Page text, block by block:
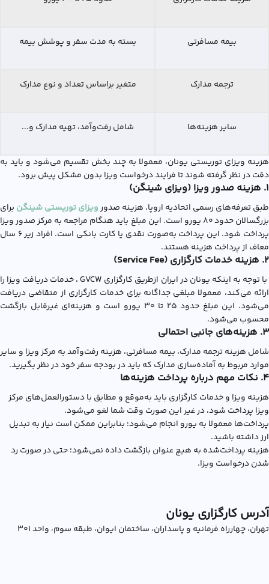
بیمه مسافرتی بسته به مدت سفر و پوشش بیمه
ترجمه مدارک متغیر براساس تعداد و نوع مدارک
سایر هزینه‌ها شامل رفت‌وآمد، تهیه مدارک و...
هزينه ويزاي توريستي يونان، معمولا به چند بخش تقسیم می‌شود و باید به
دقت در نظر گرفته شوند تا فرایند درخواست ویزا بدون مشکل پیش برود.
۱. هزینه صدور ویزا (ویزای شینگن)
طبق تعرفه‌های رسمی اتحادیه اروپا، هزینه صدورویزای توریستی شینگن برای
بزرگسالان حدود ۸۰ یورو است. این مبلغ باید هنگام مراجعه به مرکز صدور ویزا
پرداخت شود. این پرداخت به‌صورت نقدی یا کارت بانکی است. افراد زیر ۶ سال
معاف از پرداخت هزینه هستند.
۲. هزینه خدمات کارگزاری (Service Fee)
با توجه به اینکه یونان در ایران ازطریق کارگزاری GVCW ، خدمات دریافت ویزا را
ارائه می‌کند، معمولا مبلغی جداگانه برای خدمات کارگزاری از متقاضی دریافت
می‌شود. این مبلغ حدود ۲۵ تا ۳۰ یورو است و هزینه‌ای غیرقابل بازگشت
محسوب می‌شود.
۳. هزینه‌های جانبی احتمالی
شامل هزینه ترجمه مدارک، بیمه مسافرتی، هزینه رفت‌وآمد به مرکز ویزا و سایر
موارد مربوط به آماده‌سازی مدارک که باید در بودجه سفر خود در نظر بگیرید.
۴. نکات مهم درباره پرداخت هزینه‌ها
هزینه ویزا و خدمات کارگزاری باید به‌موقع و مطابق با دستورالعمل‌های مرکز
ویزا پرداخت شود، در غیر این صورت وقت شما لغو می‌شود.
پرداخت‌ها معمولا به یورو انجام می‌شود؛ بنابراین ممکن است نیاز به تبدیل
ارز داشته باشید.
هزینه پرداخت‌شده به هیچ عنوان بازگشت داده نمی‌شود؛ حتی در صورت رد
شدن درخواست ویزا.
آدرس کارگزاری یونان
تهران، چهارراه فرمانیه و پاسداران، ساختمان ایوان، طبقه سوم، واحد ۳۰۱